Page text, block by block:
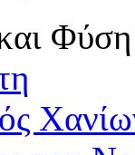
Φύση